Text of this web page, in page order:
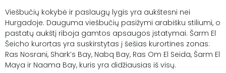
Viešbučių kokybė ir paslaugų lygis yra aukštesni nei
Hurgadoje. Dauguma viešbučių pasižymi arabišku stiliumi, o
pastatų aukštį riboja gamtos apsaugos įstatymai. Šarm El
Šeicho kurortas yra suskirstytas į šešias kurortines zonas:
Ras Nosrani, Shark’s Bay, Nabq Bay, Ras Om El Seida, Šarm El
Maya ir Naama Bay, kuris yra didžiausias iš visų.